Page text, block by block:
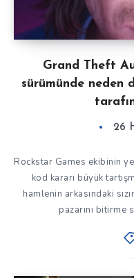
Grand Theft
sürümünde neden
26
Rockstar Games ekibinin
kod kararı büyük
hamlenin arkasındaki
pazarını bitirme